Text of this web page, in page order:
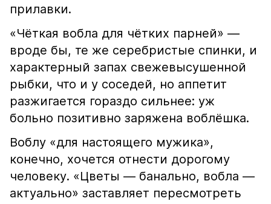
прилавки.
«Чёткая вобла для чётких парней» —
вроде бы, те же серебристые спинки, и
характерный запах свежевысушенной
рыбки, что и у соседей, но аппетит
разжигается гораздо сильнее: уж
больно позитивно заряжена воблёшка.
Воблу «для настоящего мужика»,
конечно, хочется отнести дорогому
человеку. «Цветы — банально, вобла —
актуально» заставляет пересмотреть